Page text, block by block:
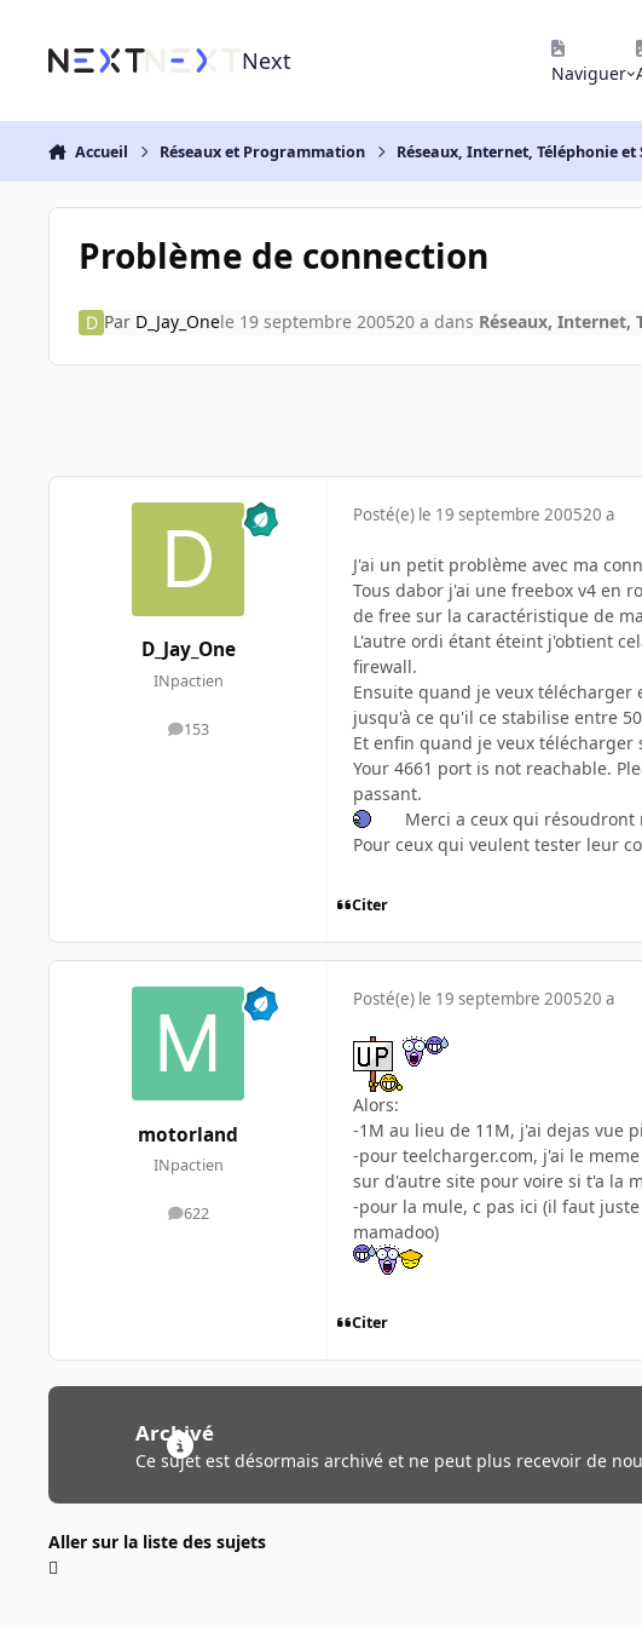
Next Naviguer
Accueil Réseaux et Programmation Réseaux, Internet, Téléphonie et
Problème de connection
Par D_Jay_Onele 19 septembre 200520 a dans Réseaux, Internet,
D_Jay_One
INpactien
153
messages
Posté(e) le 19 septembre 200520 a
J'ai un petit problème avec ma
Tous dabor j'ai une freebox v4 en
de free sur la caractéristique de
L'autre ordi étant éteint j'obtient
firewall.
Ensuite quand je veux télécharger
jusqu'à ce qu'il ce stabilise entre
Et enfin quand je veux télécharger
Your 4661 port is not reachable.
passant.
Merci a ceux qui résoudront
Pour ceux qui veulent tester leur
Citer
motorland
INpactien
622
messages
Posté(e) le 19 septembre 200520 a
Alors:
-1M au lieu de 11M, j'ai dejas vue
-pour teelcharger.com, j'ai le
sur d'autre site pour voire si t'a la
-pour la mule, c pas ici (il faut
mamadoo)
Citer
Archivé
Ce sujet est désormais archivé et ne peut plus recevoir de
Aller sur la liste des sujets